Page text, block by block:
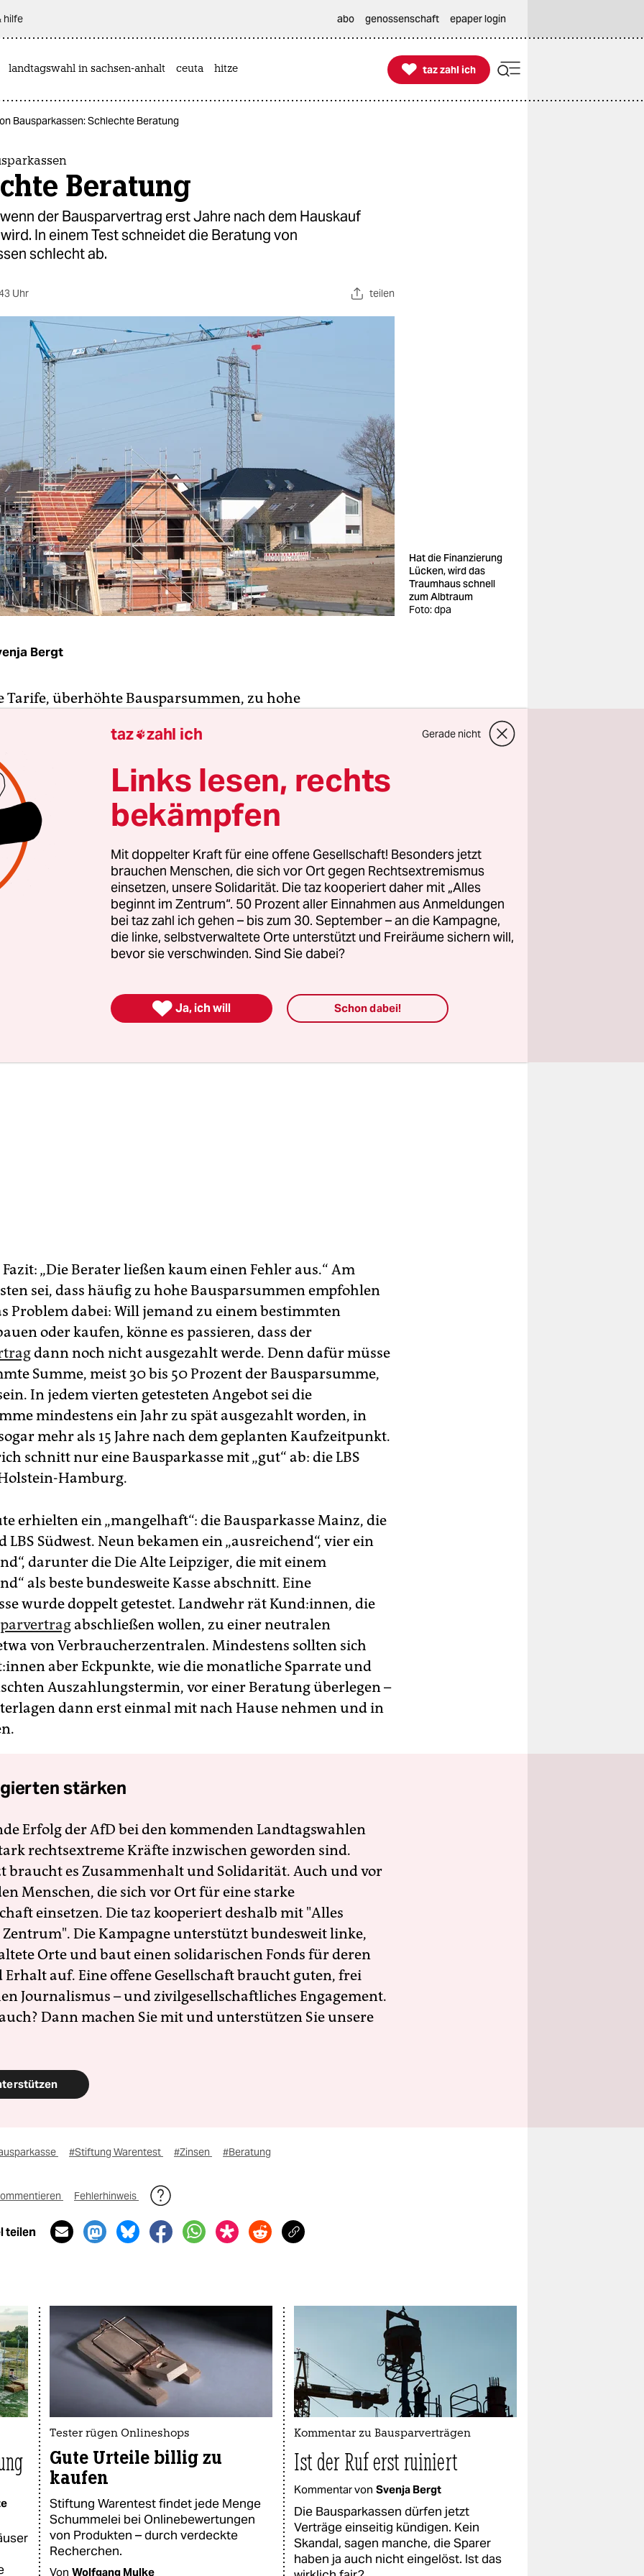
hilfe abo genossenschaft epaper login
landtagswahl in sachsen-anhalt ceuta hitze 
taz zahl ich
taz zahl ich
Bausparkassen: Schlechte Beratung
Beratung
der Bausparvertrag erst Jahre nach dem Hauskauf
In einem Test schneidet die Beratung von
schlecht ab.
Uhr teilen
Hat die Finanzierung
Lücken, wird das
Traumhaus schnell
zum Albtraum
Foto: dpa
Bergt
Tarife, überhöhte Bausparsummen, zu hohe
häufig an ihren Kund:innen vorbei. In einer
für die Zeitschrift
mit der Note „gut“ ab. Chefredakteur Heinz Landwehr
als „Armutszeugnis für die Branche“.
wollten zwei Fragen klären: Wie gut ist die Beratung
Und wie gut sind die empfohlenen Angebote? 119
führten sie dafür in jeweils einem von drei Szenarien. In
beispielsweise ein Kunde sein Haus in sechs Jahren
Für diese Planung und die geschätzten Kosten von
sollten die Bausparkassen-Berater:innen ein geeignetes
„Die Berater ließen kaum einen Fehler aus.“ Am
sei, dass häufig zu hohe Bausparsummen empfohlen
Problem dabei: Will jemand zu einem bestimmten
oder kaufen, könne es passieren, dass der
dann noch nicht ausgezahlt werde. Denn dafür müsse
Summe, meist 30 bis 50 Prozent der Bausparsumme,
In jedem vierten getesteten Angebot sei die
mindestens ein Jahr zu spät ausgezahlt worden, in
mehr als 15 Jahre nach dem geplanten Kaufzeitpunkt.
schnitt nur eine Bausparkasse mit „gut“ ab: die LBS
Hamburg.
erhielten ein „mangelhaft“: die Bausparkasse Mainz, die
LBS Südwest. Neun bekamen ein „ausreichend“, vier ein
darunter die Die Alte Leipziger, die mit einem
als beste bundesweite Kasse abschnitt. Eine
wurde doppelt getestet. Landwehr rät Kund:innen, die
abschließen wollen, zu einer neutralen
von Verbraucherzentralen. Mindestens sollten sich
aber Eckpunkte, wie die monatliche Sparrate und
Auszahlungstermin, vor einer Beratung überlegen –
dann erst einmal mit nach Hause nehmen und in
stärken
Erfolg der AfD bei den kommenden Landtagswahlen
rechtsextreme Kräfte inzwischen geworden sind.
braucht es Zusammenhalt und Solidarität. Auch und vor
Menschen, die sich vor Ort für eine starke
einsetzen. Die taz kooperiert deshalb mit "Alles
Die Kampagne unterstützt bundesweit linke,
Orte und baut einen solidarischen Fonds für deren
Erhalt auf. Eine offene Gesellschaft braucht guten, frei
Journalismus – und zivilgesellschaftliches Engagement.
Dann machen Sie mit und unterstützen Sie unsere
#Stiftung Warentest #Zinsen #Beratung
Fehlerhinweis
teilen
Tester rügen Onlineshops
Gute Urteile billig zu
kaufen
Stiftung Warentest findet jede Menge
Schummelei bei Onlinebewertungen
von Produkten – durch verdeckte
Recherchen.
Von Wolfgang Mulke
Kommentar zu Bausparverträgen
Ist der Ruf erst ruiniert
Kommentar von Svenja Bergt
Die Bausparkassen dürfen jetzt
Verträge einseitig kündigen. Kein
Skandal, sagen manche, die Sparer
haben ja auch nicht eingelöst. Ist das
taz zahl ich Gerade nicht
Links lesen, rechts
bekämpfen
Mit doppelter Kraft für eine offene Gesellschaft! Besonders jetzt
brauchen Menschen, die sich vor Ort gegen Rechtsextremismus
einsetzen, unsere Solidarität. Die taz kooperiert daher mit „Alles
beginnt im Zentrum“. 50 Prozent aller Einnahmen aus Anmeldungen
bei taz zahl ich gehen – bis zum 30. September – an die Kampagne,
die linke, selbstverwaltete Orte unterstützt und Freiräume sichern will,
bevor sie verschwinden. Sind Sie dabei?
 Ja, ich will Schon dabei!